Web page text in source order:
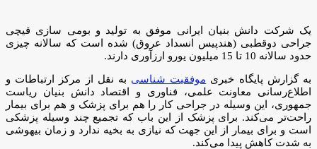
یک شرکت دانش بنیان ایرانی موفق به تولید و بومی سازی قیچی
جراحی دوقطبی (هندپیس انسداد عروق) شده است که سالانه چیزی
حدود سالانه 10 تا 15 میلیون یورو ارزآوری دارند.
به گزارش پایگاه خبری موفقیت شناسی به نقل از مرکز ارتباطات و
اطلاع‌رسانی معاونت علمی، فناوری و اقتصاد دانش بنیان ریاست
جمهوری، این وسیله در جراحی کار را هم برای پزشک و هم برای بیمار
راحت‌تر می‌کند. برای پزشک از این باب که تجمیع چند وسیله پزشکی
است و برای بیمار از این جهت که نیازی به بخیه ندارد و زمان بیهوشی
به شدت کاهش پیدا می‌کند.